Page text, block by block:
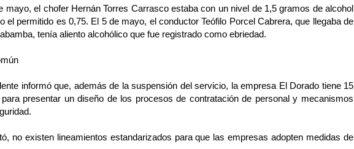
mayo, el chofer Hernán Torres Carrasco estaba con un nivel de 1,5 gramos de alcohol
el permitido es 0,75. El 5 de mayo, el conductor Teófilo Porcel Cabrera, que llegaba de
tenía aliento alcohólico que fue registrado como ebriedad.
informó que, además de la suspensión del servicio, la empresa El Dorado tiene 15
presentar un diseño de los procesos de contratación de personal y mecanismos
no existen lineamientos estandarizados para que las empresas adopten medidas de